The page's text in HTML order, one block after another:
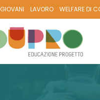
GIOVANI LAVORO WELFARE DI